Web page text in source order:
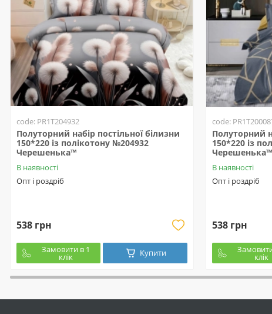
code: PR1T204932
Полуторний набір постільної білизни
150*220 із полікотону №204932
Черешенька™
В наявності
Опт і роздріб
538 грн
Замовити в 1
клік Купити
code:
Полуторний
150*220 із
Черешенька™
В наявності
Опт і роздріб
538 грн
клік